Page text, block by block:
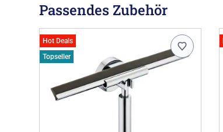
Passendes Zubehör
Hot Deals
Topseller